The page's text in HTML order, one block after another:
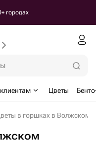
городах
Цветы
в горшках в Волжском